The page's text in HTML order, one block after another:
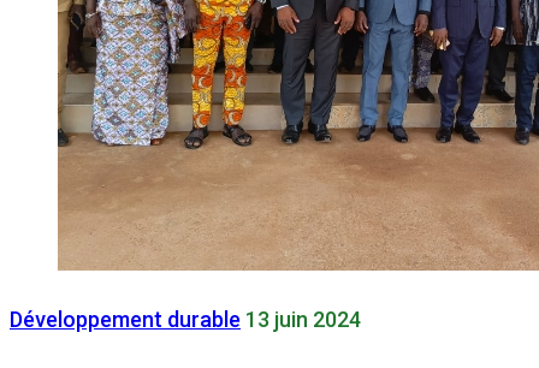
Développement durable 13 juin 2024